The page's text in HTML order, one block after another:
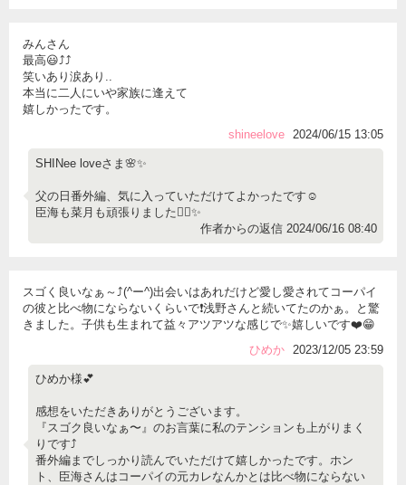
みんさん
最高😃⤴️⤴️
笑いあり涙あり..
本当に二人にいや家族に逢えて
嬉しかったです。
shineelove
2024/06/15 13:05
SHINee loveさま🌸✨
父の日番外編、気に入っていただけてよかったです☺️
臣海も菜月も頑張りました✊🏻✨
作者からの返信 2024/06/16 08:40
スゴく良いなぁ～⤴️(^ー^)出会いはあれだけど愛し愛されてコーパイ
の彼と比べ物にならないくらいで❗浅野さんと続いてたのかぁ。と驚
きました。子供も生まれて益々アツアツな感じで✨嬉しいです❤️😁
ひめか
2023/12/05 23:59
ひめか様💕
感想をいただきありがとうございます。
『スゴク良いなぁ〜』のお言葉に私のテンションも上がりまく
りです⤴️
番外編までしっかり読んでいただけて嬉しかったです。ホン
ト、臣海さんはコーパイの元カレなんかとは比べ物にならない